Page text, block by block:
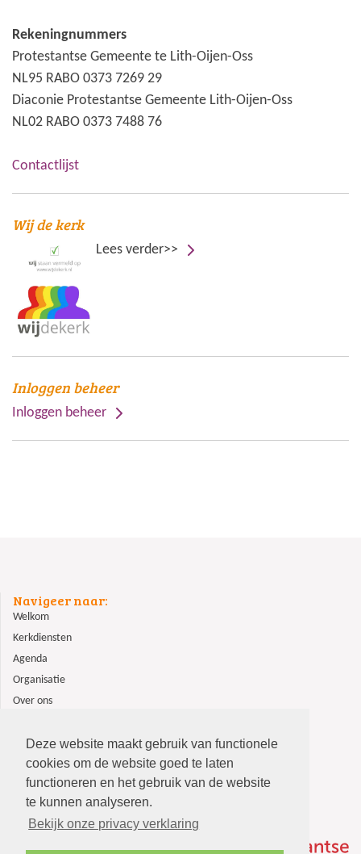
Deze website maakt gebruik van functionele
cookies om de website goed te laten
functioneren en het gebruik van de website
te kunnen analyseren.
Bekijk onze privacy verklaring
Rekeningnummers
Protestantse Gemeente te Lith-Oijen-Oss
NL95 RABO 0373 7269 29
Diaconie Protestantse Gemeente Lith-Oijen-Oss
NL02 RABO 0373 7488 76
Contactlijst
Wij de kerk
Lees verder>>
Inloggen beheer
Inloggen beheer
Navigeer naar:
Welkom
Kerkdiensten
Agenda
Organisatie
Over ons
Contact